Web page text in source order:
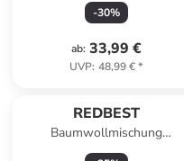
-30%
ab: 33,99 €
UVP: 48,99 €*
REDBEST
Baumwollmischung
Tischdecke Pasadena in